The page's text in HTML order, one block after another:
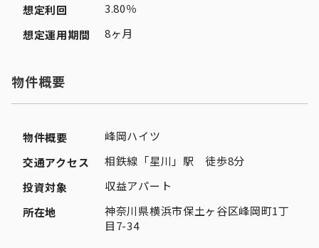
想定利回
3.80％
想定運用期間
8ヶ月
物件概要
物件概要
峰岡ハイツ
交通アクセス
相鉄線「星川」駅 徒歩8分
投資対象
収益アパート
所在地
神奈川県横浜市保土ヶ谷区峰岡町1丁
目7-34